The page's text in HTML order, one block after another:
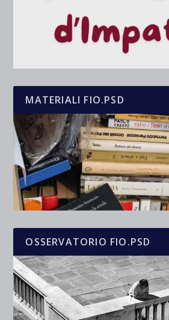
MATERIALI FIO.PSD
OSSERVATORIO FIO.PSD